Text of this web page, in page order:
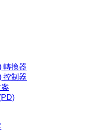
轉換器
控制器